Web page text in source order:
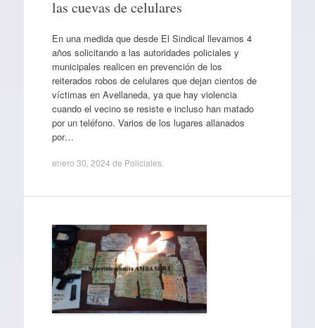
las cuevas de celulares
En una medida que desde El Sindical llevamos 4
años solicitando a las autoridades policiales y
municipales realicen en prevención de los
reiterados robos de celulares que dejan cientos de
víctimas en Avellaneda, ya que hay violencia
cuando el vecino se resiste e incluso han matado
por un teléfono. Varios de los lugares allanados
por…
enero 30, 2024 de Policiales.